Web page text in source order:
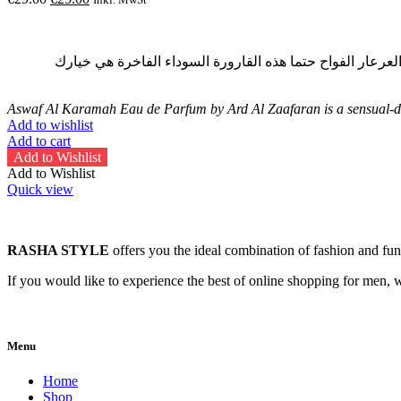
الفواح حتما هذه القارورة السوداء الفاخرة هي خيارك
Aswaf Al Karamah Eau de Parfum by Ard Al Zaafaran is a
Add to wishlist
Add to cart
Add to Wishlist
Add to Wishlist
Quick view
RASHA STYLE offers you the ideal combination of fashion and
If you would like to experience the best of online shopping for men,
Menu
Home
Shop